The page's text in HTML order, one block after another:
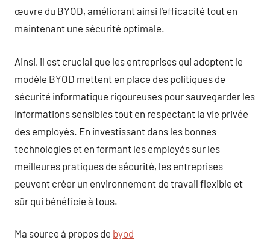
œuvre du BYOD, améliorant ainsi l’efficacité tout en
maintenant une sécurité optimale.
Ainsi, il est crucial que les entreprises qui adoptent le
modèle BYOD mettent en place des politiques de
sécurité informatique rigoureuses pour sauvegarder les
informations sensibles tout en respectant la vie privée
des employés. En investissant dans les bonnes
technologies et en formant les employés sur les
meilleures pratiques de sécurité, les entreprises
peuvent créer un environnement de travail flexible et
sûr qui bénéficie à tous.
Ma source à propos de byod